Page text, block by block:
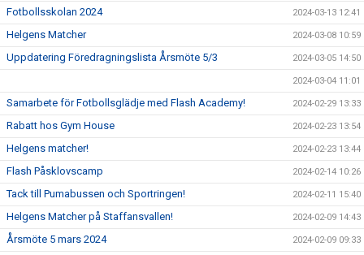
Fotbollsskolan 2024 2024-03-13 12:41
Helgens Matcher 2024-03-08 10:59
Uppdatering Föredragningslista Årsmöte 5/3 2024-03-05 14:50
2024-03-04 11:01
Samarbete för Fotbollsglädje med Flash Academy! 2024-02-29 13:33
Rabatt hos Gym House 2024-02-23 13:54
Helgens matcher! 2024-02-23 13:44
Flash Påsklovscamp 2024-02-14 10:26
Tack till Pumabussen och Sportringen! 2024-02-11 15:40
Helgens Matcher på Staffansvallen! 2024-02-09 14:43
Årsmöte 5 mars 2024 2024-02-09 09:33